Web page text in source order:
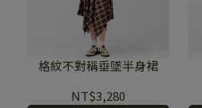
格紋不對稱垂墜半身裙
NT$3,280